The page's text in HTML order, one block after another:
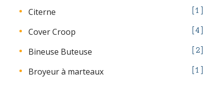
Citerne 1
Cover Croop 4
Bineuse Buteuse 2
Broyeur à marteaux 1